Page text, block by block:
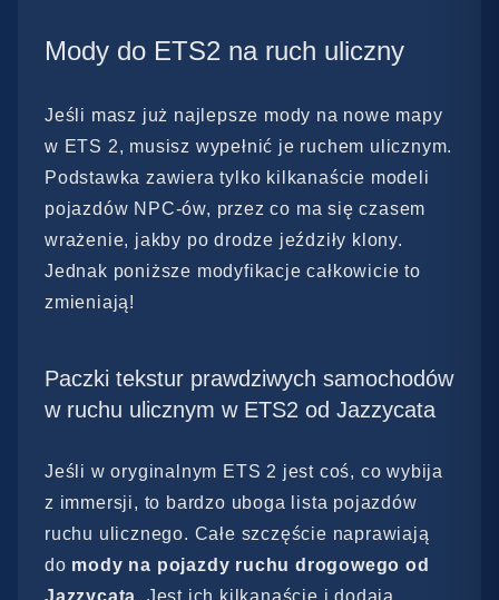
Mody do ETS2 na ruch uliczny
Jeśli masz już najlepsze mody na nowe mapy
w ETS 2, musisz wypełnić je ruchem ulicznym.
Podstawka zawiera tylko kilkanaście modeli
pojazdów NPC-ów, przez co ma się czasem
wrażenie, jakby po drodze jeździły klony.
Jednak poniższe modyfikacje całkowicie to
zmieniają!
Paczki tekstur prawdziwych samochodów
w ruchu ulicznym w ETS2 od Jazzycata
Jeśli w oryginalnym ETS 2 jest coś, co wybija
z immersji, to bardzo uboga lista pojazdów
ruchu ulicznego. Całe szczęście naprawiają
do mody na pojazdy ruchu drogowego od